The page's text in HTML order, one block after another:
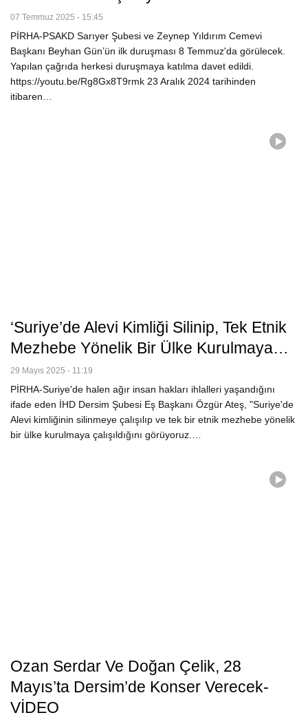
07 Temmuz 2025 - 15:45
PİRHA-PSAKD Sarıyer Şubesi ve Zeynep Yıldırım Cemevi
Başkanı Beyhan Gün’ün ilk duruşması 8 Temmuz'da görülecek.
Yapılan çağrıda herkesi duruşmaya katılma davet edildi.
https://youtu.be/Rg8Gx8T9rmk 23 Aralık 2024 tarihinden
itibaren…
‘Suriye’de Alevi Kimliği Silinip, Tek Etnik
Mezhebe Yönelik Bir Ülke Kurulmaya…
29 Mayıs 2025 - 11:19
PİRHA-Suriye'de halen ağır insan hakları ihlalleri yaşandığını
ifade eden İHD Dersim Şubesi Eş Başkanı Özgür Ateş, "Suriye'de
Alevi kimliğinin silinmeye çalışılıp ve tek bir etnik mezhebe yönelik
bir ülke kurulmaya çalışıldığını görüyoruz.…
Ozan Serdar Ve Doğan Çelik, 28
Mayıs’ta Dersim’de Konser Verecek-
VİDEO